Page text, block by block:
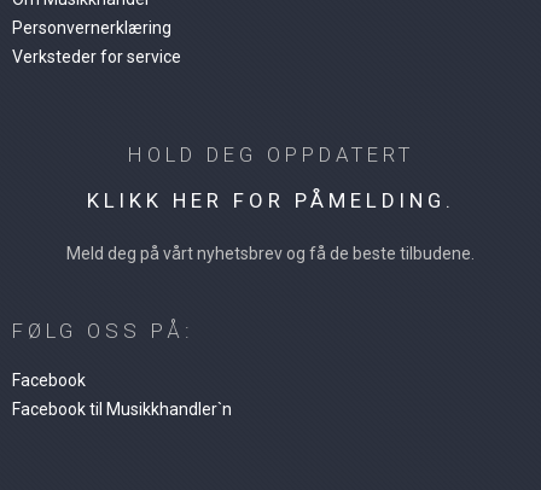
Personvernerklæring
Verksteder for service
HOLD DEG OPPDATERT
KLIKK HER FOR PÅMELDING.
Meld deg på vårt nyhetsbrev og få de beste tilbudene.
FØLG OSS PÅ:
Facebook
Facebook til Musikkhandler`n